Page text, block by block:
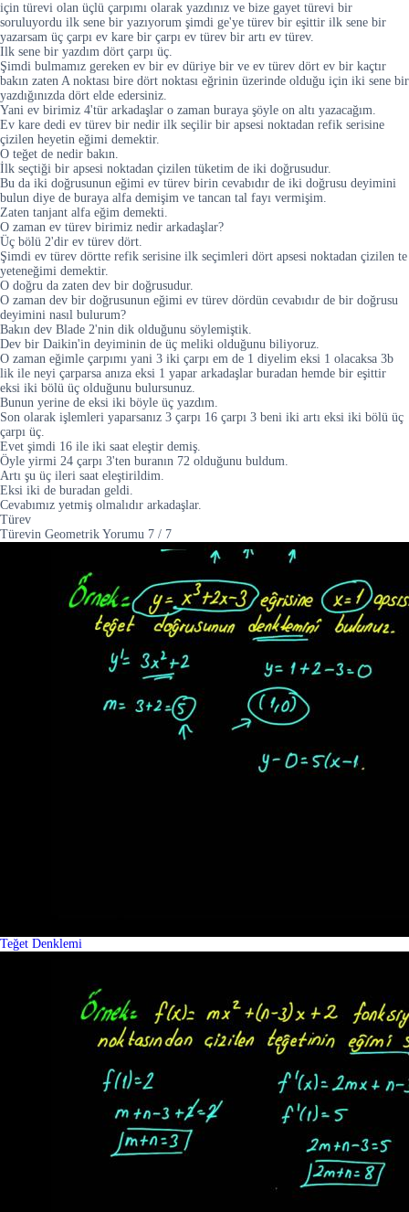
için türevi olan üçlü çarpımı olarak yazdınız ve bize gayet türevi bir
soruluyordu ilk sene bir yazıyorum şimdi ge'ye türev bir eşittir ilk sene bir
yazarsam üç çarpı ev kare bir çarpı ev türev bir artı ev türev.
Ilk sene bir yazdım dört çarpı üç.
Şimdi bulmamız gereken ev bir ev düriye bir ve ev türev dört ev bir kaçtır
bakın zaten A noktası bire dört noktası eğrinin üzerinde olduğu için iki sene bir
yazdığınızda dört elde edersiniz.
Yani ev birimiz 4'tür arkadaşlar o zaman buraya şöyle on altı yazacağım.
Ev kare dedi ev türev bir nedir ilk seçilir bir apsesi noktadan refik serisine
çizilen heyetin eğimi demektir.
O teğet de nedir bakın.
İlk seçtiği bir apsesi noktadan çizilen tüketim de iki doğrusudur.
Bu da iki doğrusunun eğimi ev türev birin cevabıdır de iki doğrusu deyimini
bulun diye de buraya alfa demişim ve tancan tal fayı vermişim.
Zaten tanjant alfa eğim demekti.
O zaman ev türev birimiz nedir arkadaşlar?
Üç bölü 2'dir ev türev dört.
Şimdi ev türev dörtte refik serisine ilk seçimleri dört apsesi noktadan çizilen te
yeteneğimi demektir.
O doğru da zaten dev bir doğrusudur.
O zaman dev bir doğrusunun eğimi ev türev dördün cevabıdır de bir doğrusu
deyimini nasıl bulurum?
Bakın dev Blade 2'nin dik olduğunu söylemiştik.
Dev bir Daikin'in deyiminin de üç meliki olduğunu biliyoruz.
O zaman eğimle çarpımı yani 3 iki çarpı em de 1 diyelim eksi 1 olacaksa 3b
lik ile neyi çarparsa anıza eksi 1 yapar arkadaşlar buradan hemde bir eşittir
eksi iki bölü üç olduğunu bulursunuz.
Bunun yerine de eksi iki böyle üç yazdım.
Son olarak işlemleri yaparsanız 3 çarpı 16 çarpı 3 beni iki artı eksi iki bölü üç
çarpı üç.
Evet şimdi 16 ile iki saat eleştir demiş.
Öyle yirmi 24 çarpı 3'ten buranın 72 olduğunu buldum.
Artı şu üç ileri saat eleştirildim.
Eksi iki de buradan geldi.
Cevabımız yetmiş olmalıdır arkadaşlar.
Türev
Türevin Geometrik Yorumu 7 / 7
Teğet Denklemi